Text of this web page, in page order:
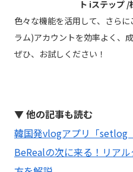
ト iステップ
色々な機能を活用して、さら
ラム)アカウントを効率よく、
ぜひ、お試しください！
▼ 他の記事も読む
韓国発vlogアプリ「setlog
BeRealの次に来る！リア